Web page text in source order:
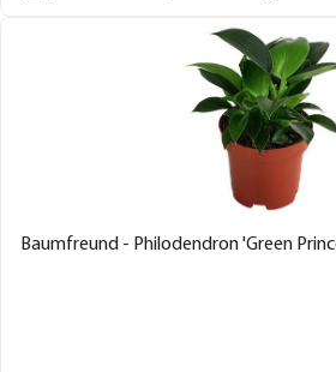
Baumfreund - Philodendron 'Green